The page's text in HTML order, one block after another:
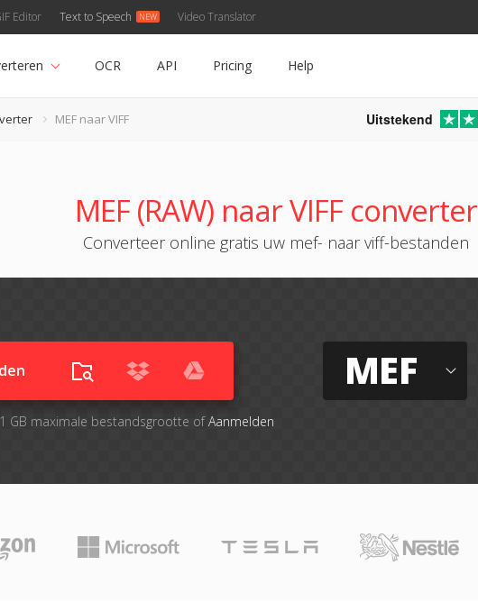
Editor Text to Speech Video Translator
OCR API Pricing Help
MEF naar VIFF Uitstekend
MEF (RAW) naar VIFF converter
Converteer online gratis uw mef- naar viff-bestanden
GB maximale bestandsgrootte ofAanmelden
MEF